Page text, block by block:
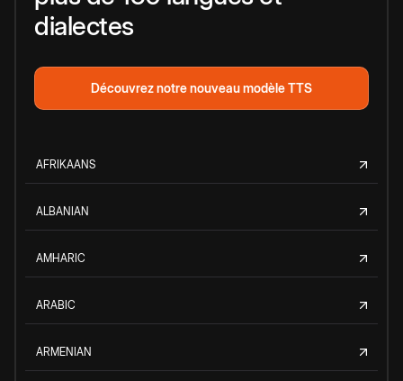
dialectes
Découvrez notre nouveau modèle TTS
AFRIKAANS
ALBANIAN
AMHARIC
ARABIC
ARMENIAN